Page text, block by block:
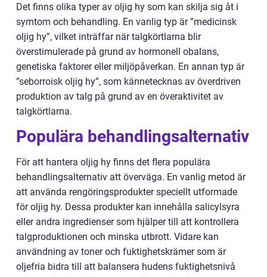
Det finns olika typer av oljig hy som kan skilja sig åt i
symtom och behandling. En vanlig typ är ”medicinsk
oljig hy”, vilket inträffar när talgkörtlarna blir
överstimulerade på grund av hormonell obalans,
genetiska faktorer eller miljöpåverkan. En annan typ är
”seborroisk oljig hy”, som kännetecknas av överdriven
produktion av talg på grund av en överaktivitet av
talgkörtlarna.
Populära behandlingsalternativ
För att hantera oljig hy finns det flera populära
behandlingsalternativ att överväga. En vanlig metod är
att använda rengöringsprodukter speciellt utformade
för oljig hy. Dessa produkter kan innehålla salicylsyra
eller andra ingredienser som hjälper till att kontrollera
talgproduktionen och minska utbrott. Vidare kan
användning av toner och fuktighetskrämer som är
oljefria bidra till att balansera hudens fuktighetsnivå